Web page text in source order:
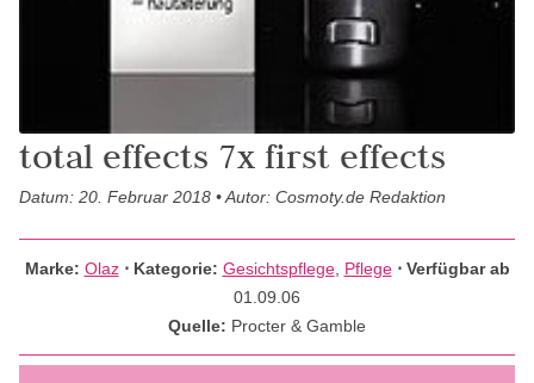
total effects 7x first effects
Datum: 20. Februar 2018 • Autor: Cosmoty.de Redaktion
Marke: Olaz ⋅ Kategorie: Gesichtspflege, Pflege ⋅ Verfügbar ab
01.09.06
Quelle: Procter & Gamble